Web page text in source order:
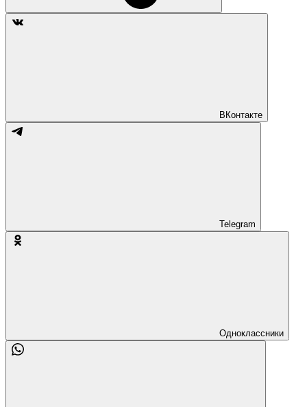
ВКонтакте
Telegram
Одноклассники